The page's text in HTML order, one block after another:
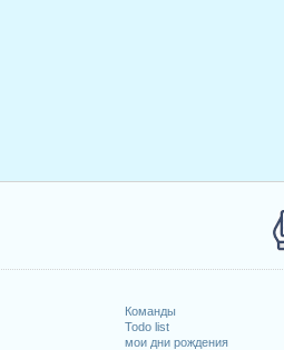
Команды
Todo list
мои дни рождения